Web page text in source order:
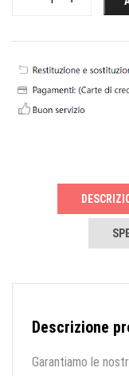
Descrizione
Garantiamo le